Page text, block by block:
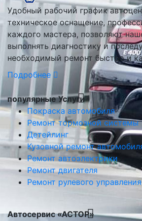
Удобный рабочий график
техническое оснащение,
каждого мастера, позволяют
выполнять диагностику и
необходимый ремонт быстро и
Подробнее
популярные Услуги
Покраска автомобиля
Ремонт тормозной системы
Детейлинг
Кузовной ремонт
Ремонт автоэлектрики
Ремонт двигателя
Ремонт рулевого управления
Автосервис «АСТОР»